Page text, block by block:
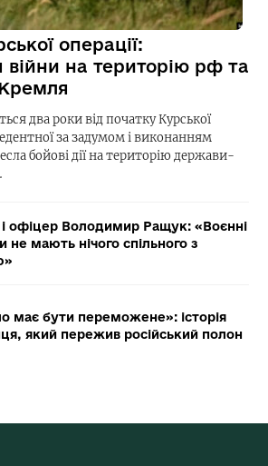
операції:
війни на територію рф та
два роки від початку Курської
за задумом і виконанням
бойові дії на територію держави-
офіцер Володимир Ращук: «Воєнні
не мають нічого спільного з
має бути переможене»: історія
який пережив російський полон